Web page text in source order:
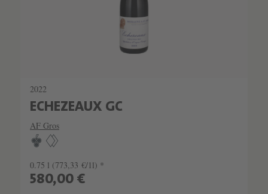
2022
ECHEZEAUX GC
AF Gros
0.75 l (773,33 €/1l) *
580,00 €